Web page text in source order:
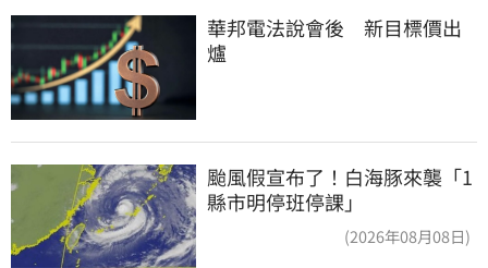
華邦電法說會後　新目標價出
爐
颱風假宣布了！白海豚來襲「1
縣市明停班停課」
(2026年08月08日)